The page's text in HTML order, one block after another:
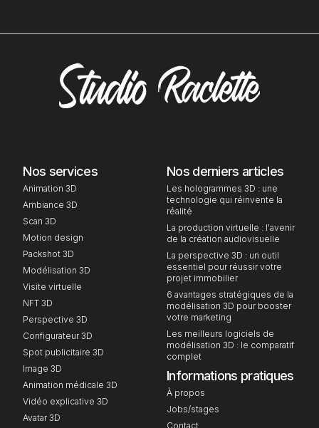
Nos services
Animation 3D
Ambiance 3D
Scan 3D
Motion design
Packshot 3D
Modélisation 3D
Visite virtuelle
NFT 3D
Perspective 3D
Configurateur 3D
Spot publicitaire 3D
Image 3D
Animation médicale 3D
Vidéo explicative 3D
Avatar 3D
Nos derniers articles
Les hologrammes 3D : une
technologie qui réinvente la
réalité
La production virtuelle : l'avenir
de la création audiovisuelle
La perspective 3D : un outil
essentiel pour réussir votre
projet immobilier
6 avantages stratégiques de la
modélisation 3D pour booster
votre marketing
Les meilleurs logiciels de
modélisation 3D : le comparatif
complet
Informations pratiques
À propos
Jobs/stages
Contact